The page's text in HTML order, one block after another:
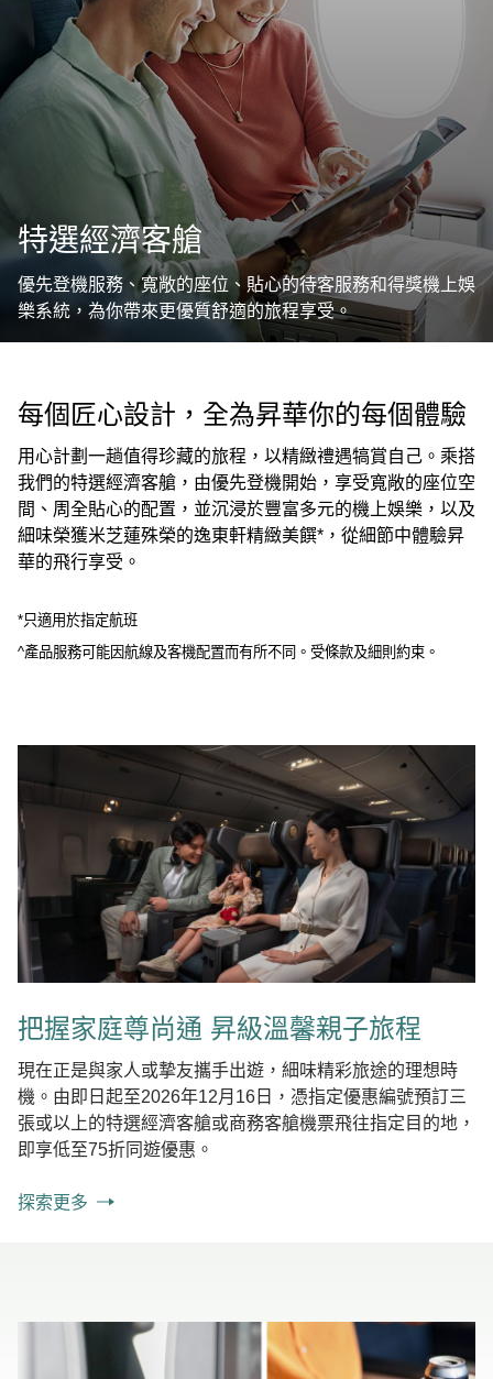
特選經濟客艙
優先登機服務、寬敞的座位、貼心的待客服務和得獎機上娛
樂系統，為你帶來更優質舒適的旅程享受。
每個匠心設計，全為昇華你的每個體驗
用心計劃一趟值得珍藏的旅程，以精緻禮遇犒賞自己。乘搭
我們的特選經濟客艙，由優先登機開始，享受寬敞的座位空
間、周全貼心的配置，並沉浸於豐富多元的機上娛樂，以及
細味榮獲米芝蓮殊榮的逸東軒精緻美饌*，從細節中體驗昇
華的飛行享受。
*只適用於指定航班
^產品服務可能因航線及客機配置而有所不同。受條款及細則約束。
把握家庭尊尚通 昇級溫馨親子旅程
現在正是與家人或摯友攜手出遊，細味精彩旅途的理想時
機。由即日起至2026年12月16日，憑指定優惠編號預訂三
張或以上的特選經濟客艙或商務客艙機票飛往指定目的地，
即享低至75折同遊優惠。
探索更多